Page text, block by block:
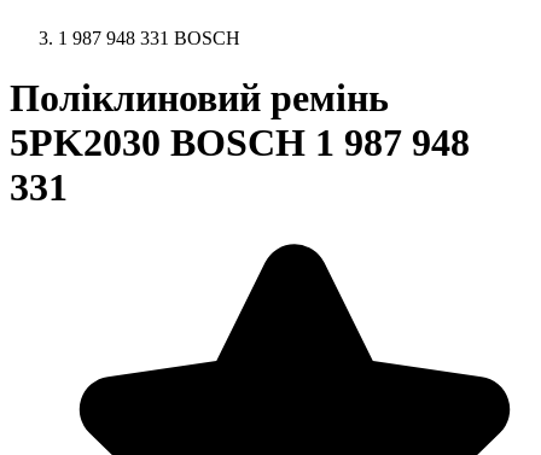
1 987 948 331 BOSCH
Поліклиновий ремінь
5PK2030 BOSCH 1 987 948
331